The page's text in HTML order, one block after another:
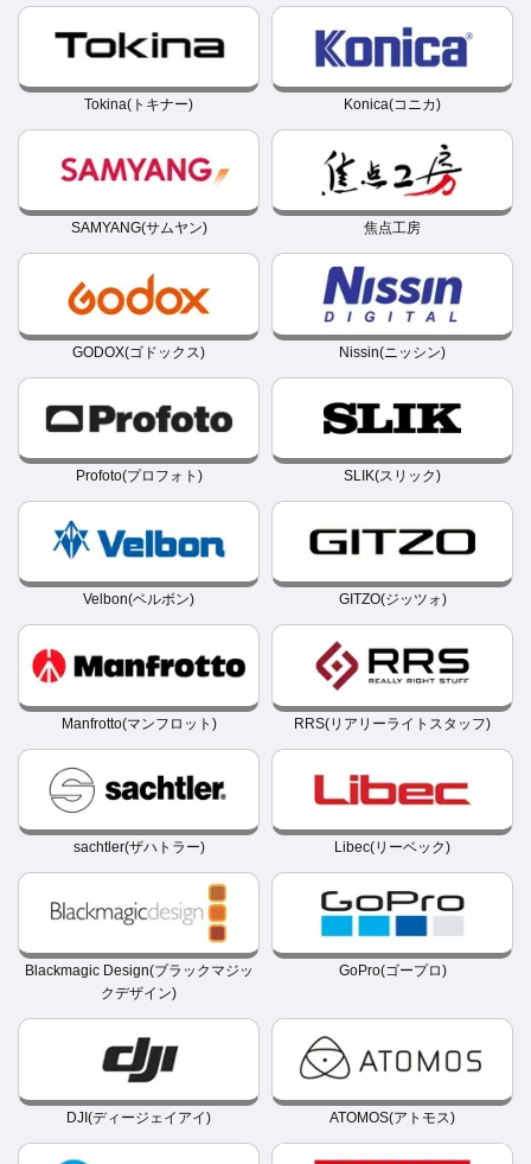
Tokina(トキナー) Konica(コニカ)
SAMYANG(サムヤン) 焦点工房
GODOX(ゴドックス) Nissin(ニッシン)
Profoto(プロフォト) SLIK(スリック)
Velbon(ベルボン) GITZO(ジッツォ)
Manfrotto(マンフロット) RRS(リアリーライトスタッフ)
sachtler(ザハトラー) Libec(リーベック)
Blackmagic Design(ブラックマジッ
クデザイン)
GoPro(ゴープロ)
DJI(ディージェイアイ) ATOMOS(アトモス)